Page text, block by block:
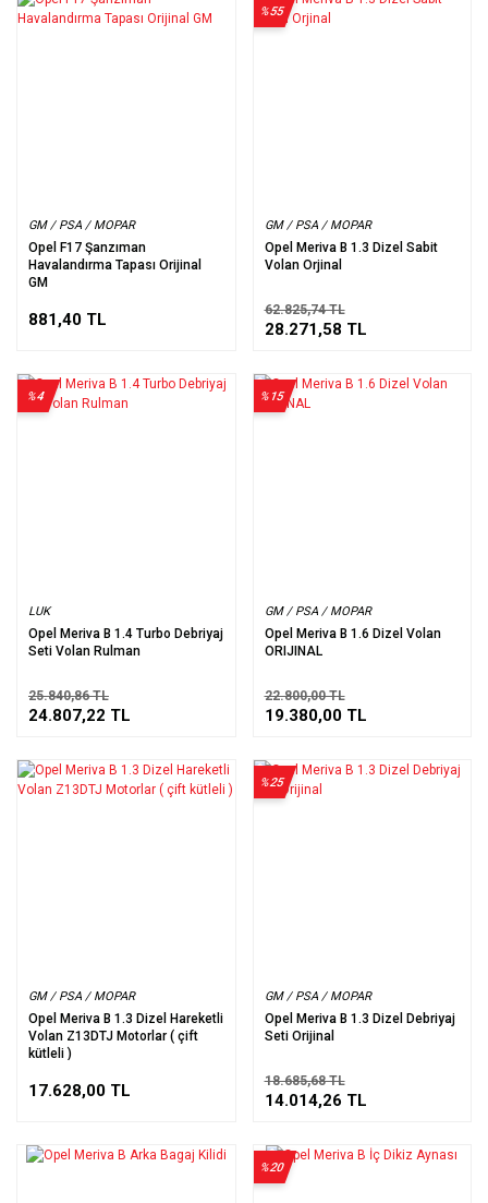
GM / PSA / MOPAR
Opel F17 Şanzıman
Havalandırma Tapası Orijinal
GM
881,40 TL
GM / PSA / MOPAR
Opel Meriva B 1.3 Dizel Sabit
Volan Orjinal
%55
62.825,74 TL
28.271,58 TL
LUK
Opel Meriva B 1.4 Turbo Debriyaj
Seti Volan Rulman
%4
25.840,86 TL
24.807,22 TL
GM / PSA / MOPAR
Opel Meriva B 1.6 Dizel Volan
ORIJINAL
%15
22.800,00 TL
19.380,00 TL
GM / PSA / MOPAR
Opel Meriva B 1.3 Dizel Hareketli
Volan Z13DTJ Motorlar ( çift
kütleli )
17.628,00 TL
GM / PSA / MOPAR
Opel Meriva B 1.3 Dizel Debriyaj
Seti Orijinal
%25
18.685,68 TL
14.014,26 TL
%20